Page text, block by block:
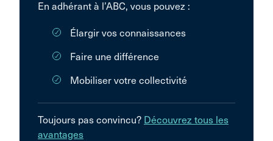
En adhérant à l’ABC, vous pouvez :
Élargir vos connaissances
Faire une différence
Mobiliser votre collectivité
Toujours pas convincu? Découvrez tous les
avantages